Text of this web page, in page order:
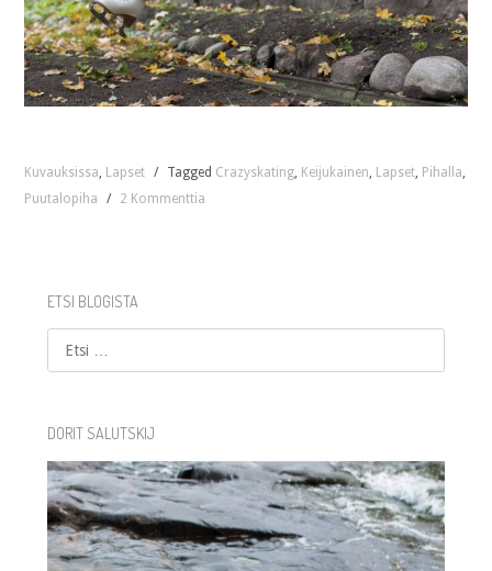
Kuvauksissa, Lapset / Tagged Crazyskating, Keijukainen, Lapset, Pihalla,
Puutalopiha
/ 2 Kommenttia
ETSI BLOGISTA
Etsi
DORIT SALUTSKIJ